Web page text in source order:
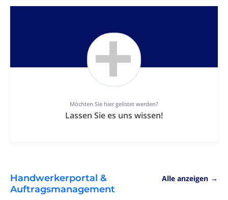
Möchten Sie hier gelistet werden?
Lassen Sie es uns wissen!
Alle anzeigen →
Handwerkerportal &
Auftragsmanagement